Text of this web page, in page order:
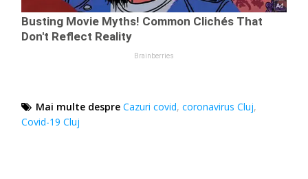
Mai multe despre Cazuri covid,coronavirus Cluj,
Covid-19 Cluj